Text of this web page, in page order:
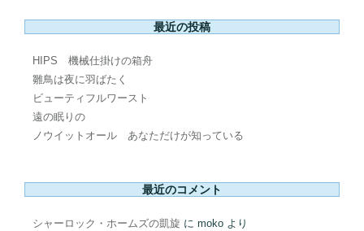
最近の投稿
HIPS 機械仕掛けの箱舟
雛鳥は夜に羽ばたく
ビューティフルワースト
遠の眠りの
ノウイットオール あなただけが知っている
最近のコメント
シャーロック・ホームズの凱旋 に moko より